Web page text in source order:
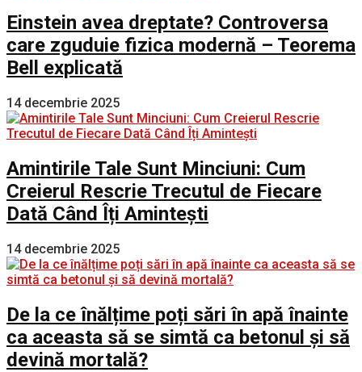
Einstein avea dreptate? Controversa
care zguduie fizica modernă – Teorema
Bell explicată
14 decembrie 2025
Amintirile Tale Sunt Minciuni: Cum
Creierul Rescrie Trecutul de Fiecare
Dată Când Îți Amintești
14 decembrie 2025
De la ce înălțime poți sări în apă înainte
ca aceasta să se simtă ca betonul și să
devină mortală?